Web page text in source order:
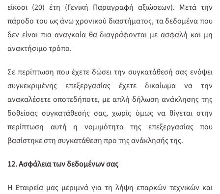
είκοσι (20) έτη (Γενική Παραγραφή αξιώσεων). Μετά την
πάροδο του ως άνω χρονικού διαστήματος, τα δεδομένα που
δεν είναι πια αναγκαία θα διαγράφονται με ασφαλή και μη
ανακτήσιμο τρόπο.
Σε περίπτωση που έχετε δώσει την συγκατάθεσή σας ενόψει
συγκεκριμένης επεξεργασίας έχετε δικαίωμα να την
ανακαλέσετε οποτεδήποτε, με απλή δήλωση ανάκλησης της
δοθείσας συγκατάθεσής σας, χωρίς όμως να θίγεται στην
περίπτωση αυτή η νομιμότητα της επεξεργασίας που
βασίστηκε στη συγκατάθεση προ της ανάκλησής της.
12. Ασφάλεια των δεδομένων σας
Η Εταιρεία μας μεριμνά για τη λήψη επαρκών τεχνικών και